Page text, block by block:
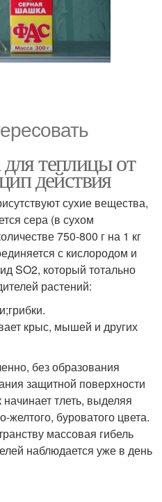
теплицы от
действия
сухие вещества,
сера (в сухом
750-800 г на 1 кг
с кислородом и
SO2, который тотально
растений:
крыс, мышей и других
без образования
защитной поверхности
тлеть, выделяя
буроватого цвета.
массовая гибель
наблюдается уже в день